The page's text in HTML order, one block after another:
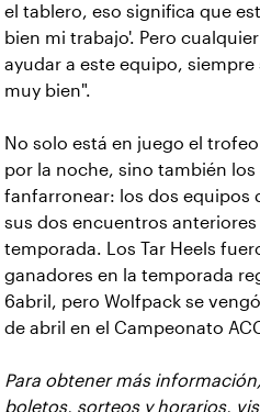
el tablero, eso significa que
bien mi trabajo'. Pero
ayudar a este equipo, siempre
muy bien".
No solo está en juego el
por la noche, sino también
fanfarronear: los dos equipos
sus dos encuentros anteriores
temporada. Los Tar Heels
ganadores en la temporada
6abril, pero Wolfpack se
de abril en el Campeonato
Para obtener más
boletos, sorteos y horarios,